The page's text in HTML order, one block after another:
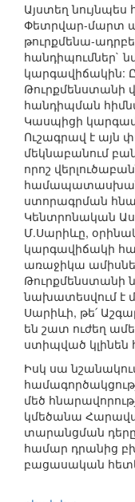
Այստեղ
Փետրվար-մարտ
թուրքմենա-
հանդիպումներ`
կարգավիճակին:
Թուրքմենստանի
հանդիպման
Կասպիցի
Ուշագրավ է այն
մեկնաբանում
որոշ
ստորագրման
Կենտրոնական
Մ.Սարիևը,
կարգավիճակի
առաջիկա
Թուրքմենստանի
նախատեսվում է
Սարիևի, թե՛
են շատ ուժեղ
ստիպված կլինեն
Իսկ սա
մեծ
կմեծանա
տարանցման
համար դրանից
բացասական